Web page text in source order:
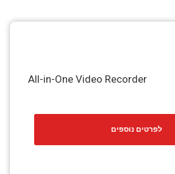
All-in-One Video Recorder
לפרטים נוספים